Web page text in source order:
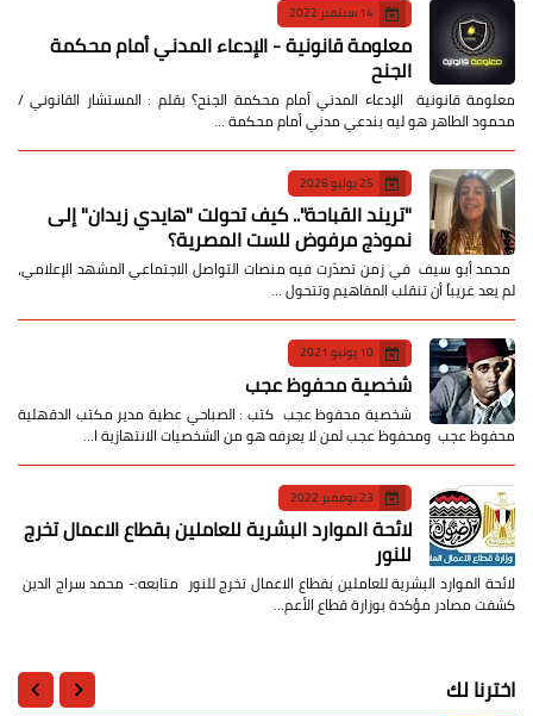
14 سبتمبر 2022
معلومة قانونية - الإدعاء المدني أمام محكمة
الجنح
معلومة قانونية الإدعاء المدني أمام محكمة الجنح؟ بقلم : المستشار القانوني /
محمود الطاهر هو ليه بندعي مدني أمام محكمة …
25 يوليو 2026
​"تريند القباحة".. كيف تحولت "هايدي زيدان" إلى
نموذج مرفوض للست المصرية؟
​ محمد أبو سيف ​في زمن تصدّرت فيه منصات التواصل الاجتماعي المشهد الإعلامي،
لم يعد غريباً أن تنقلب المفاهيم وتتحول …
10 يونيو 2021
شخصية محفوظ عجب
شخصية محفوظ عجب كتب : الصباحي عطية مدير مكتب الدقهلية
محفوظ عجب ومحفوظ عجب لمن لا يعرفه هو من الشخصيات الانتهازية ا…
23 نوفمبر 2022
لائحة الموارد البشرية للعاملين بقطاع الاعمال تخرج
للنور
لائحة الموارد البشرية للعاملين بقطاع الاعمال تخرج للنور متابعه:- محمد سراج الدين
كشفت مصادر مؤكدة بوزارة قطاع الأعم…
اخترنا لك